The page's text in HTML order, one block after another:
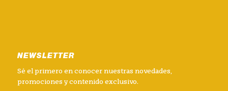
NEWSLETTER
Sé el primero en conocer nuestras novedades,
promociones y contenido exclusivo.